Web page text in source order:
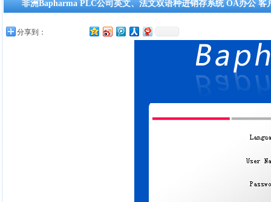
非洲Bapharma PLC公司英文、法文双语种进销存系统 OA办公 客
分享到：